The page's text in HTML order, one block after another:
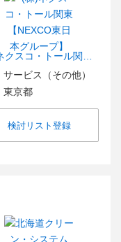
サービス（その他）
東京都
検討リスト登録